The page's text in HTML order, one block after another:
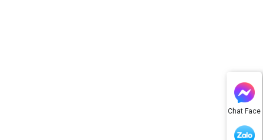
Chat Face